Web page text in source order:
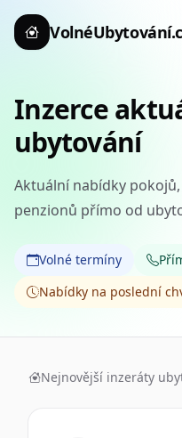
Inzerce
ubytování
Aktuální nabídky
penzionů přímo od
Volné termíny
Nabídky na poslední
Nejnovější inzeráty